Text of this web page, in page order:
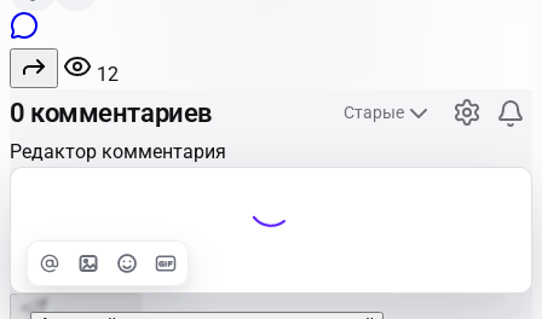
12
0 комментариев Старые
Редактор комментария
Улучшить